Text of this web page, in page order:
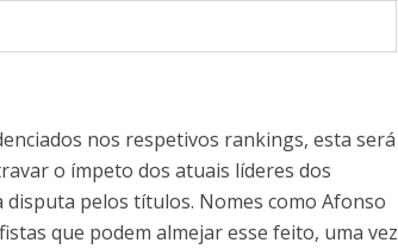
nos respetivos rankings, esta será
o ímpeto dos atuais líderes dos
pelos títulos. Nomes como Afonso
que podem almejar esse feito, uma vez